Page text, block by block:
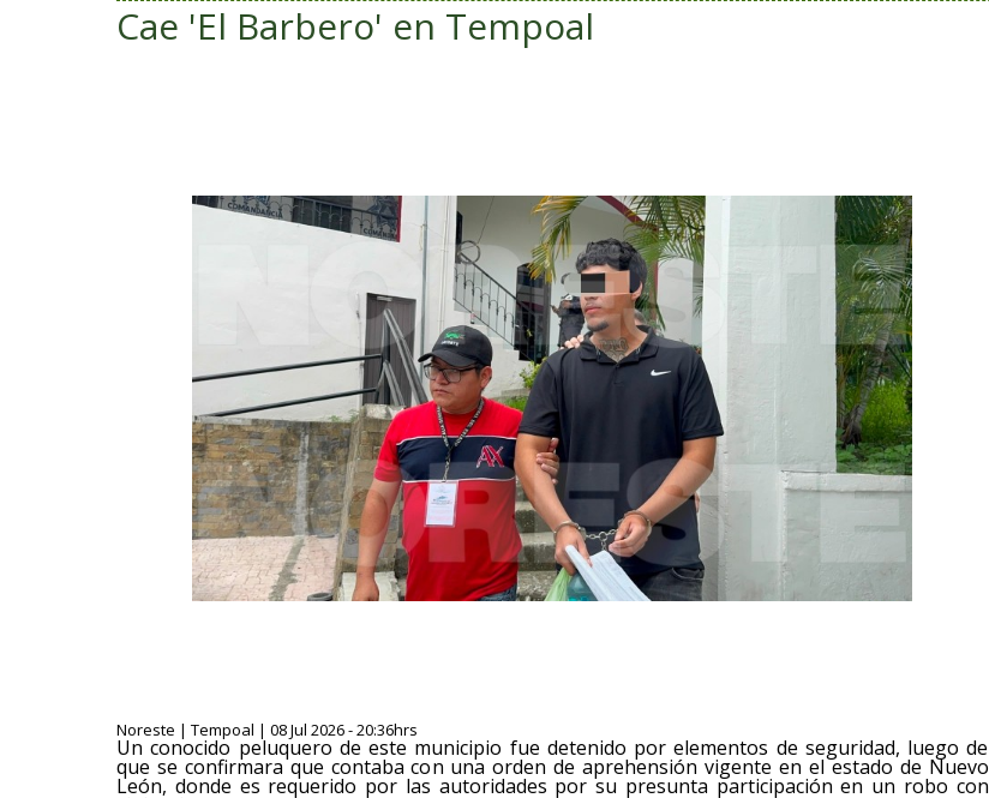
Cae 'El Barbero' en Tempoal
Noreste | Tempoal | 08 Jul 2026 - 20:36hrs
Un conocido peluquero de este municipio fue detenido por elementos de seguridad, luego de
que se confirmara que contaba con una orden de aprehensión vigente en el estado de Nuevo
León, donde es requerido por las autoridades por su presunta participación en un robo con